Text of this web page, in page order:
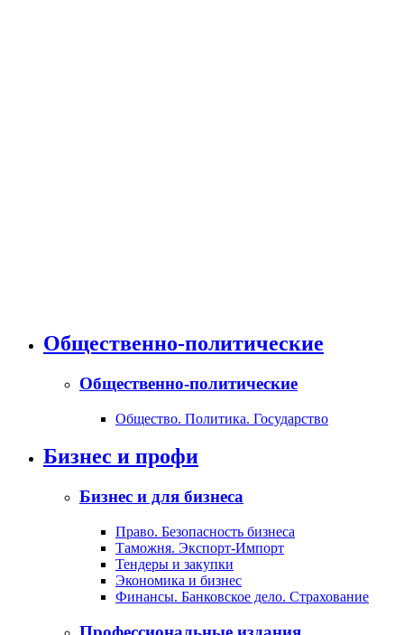
Общественно-политические
Общественно-политические
Общество. Политика. Государство
Бизнес и профи
Бизнес и для бизнеса
Право. Безопасность бизнеса
Таможня. Экспорт-Импорт
Тендеры и закупки
Экономика и бизнес
Финансы. Банковское дело. Страхование